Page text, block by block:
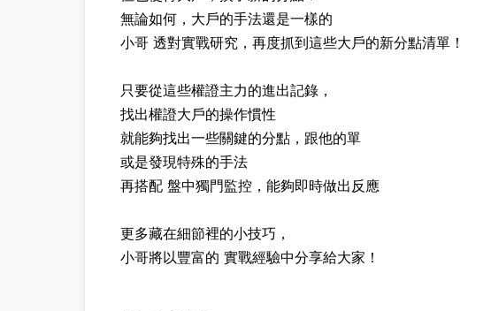
無論如何，大戶的手法還是一樣的
小哥 透對實戰研究，再度抓到這些大戶的新分點清單！
只要從這些權證主力的進出記錄，
找出權證大戶的操作慣性
就能夠找出一些關鍵的分點，跟他的單
或是發現特殊的手法
再搭配 盤中獨門監控，能夠即時做出反應
更多藏在細節裡的小技巧，
小哥將以豐富的 實戰經驗中分享給大家！